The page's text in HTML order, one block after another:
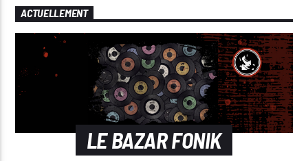
ACTUELLEMENT
LE BAZAR FONIK